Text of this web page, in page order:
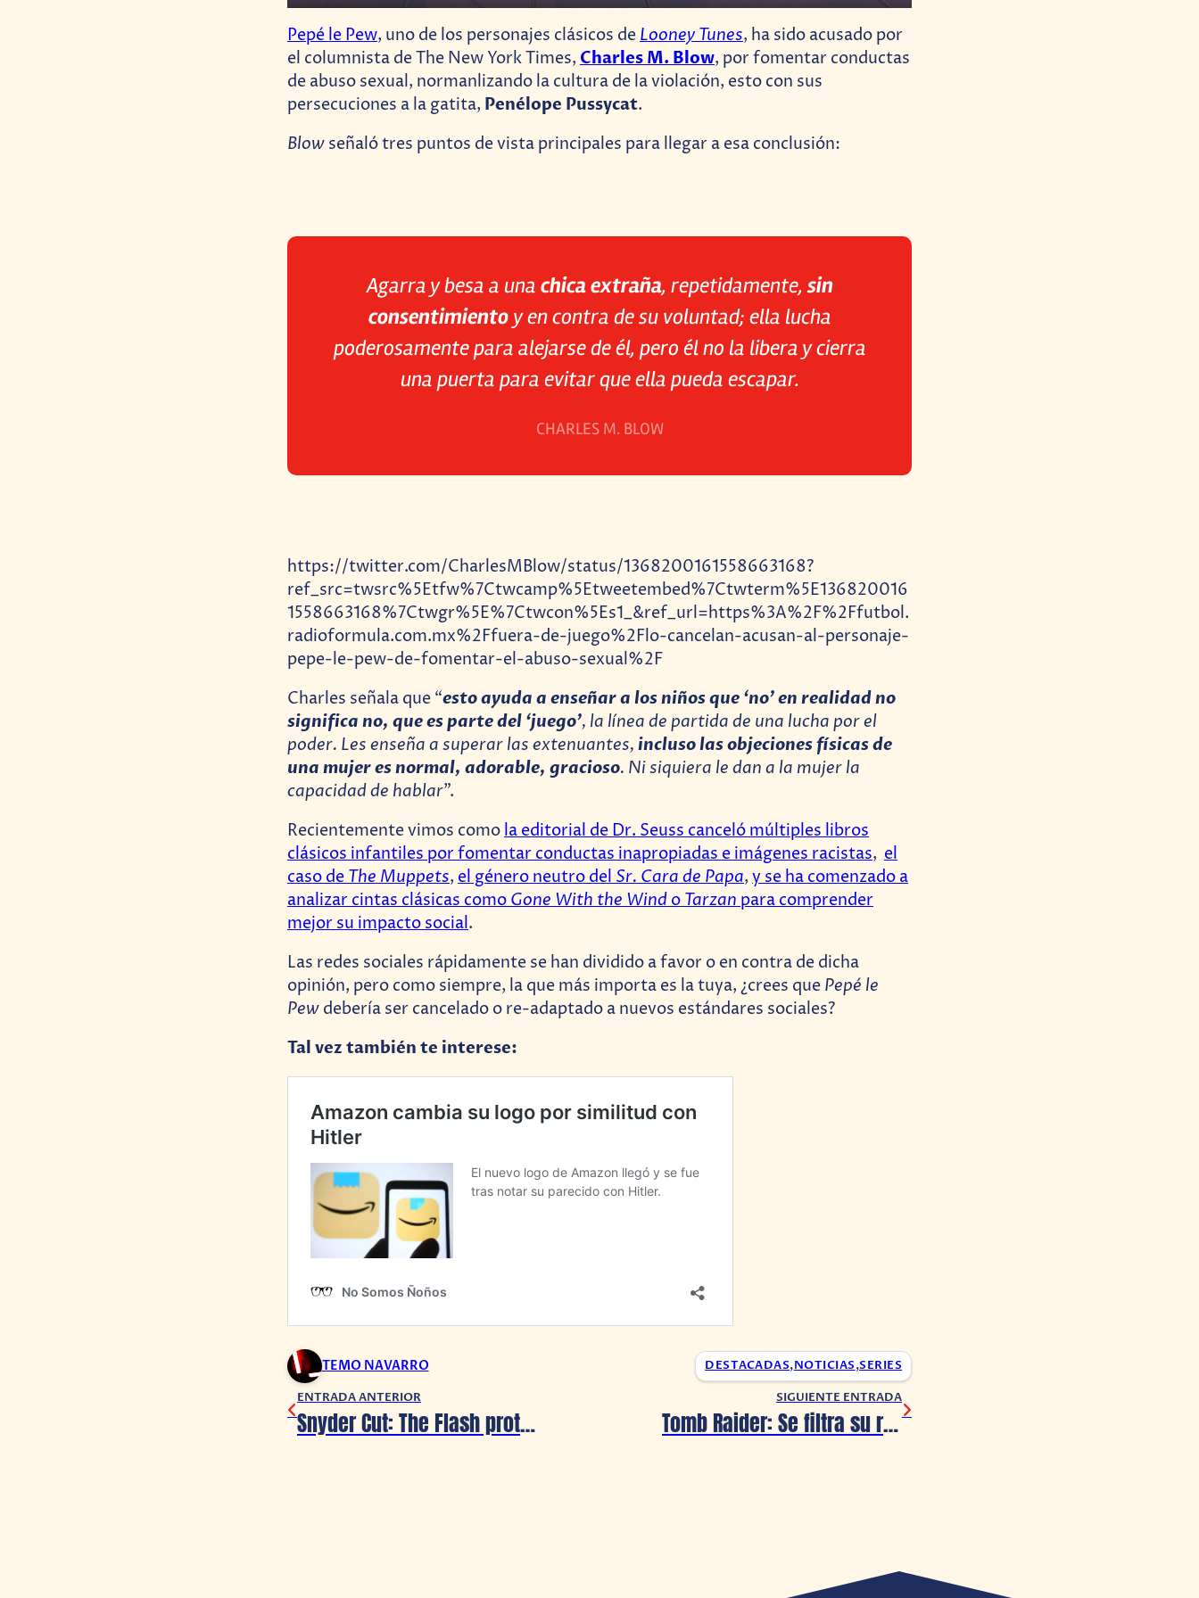
Pepé le Pew, uno de los personajes clásicos de Looney Tunes, ha sido acusado por
el columnista de The New York Times, Charles M. Blow, por fomentar conductas
de abuso sexual, normanlizando la cultura de la violación, esto con sus
persecuciones a la gatita, Penélope Pussycat.
Blow señaló tres puntos de vista principales para llegar a esa conclusión:
Agarra y besa a una chica extraña, repetidamente,sin
consentimientoy en contra de su voluntad; ella lucha
poderosamente para alejarse de él, pero él no la libera y cierra
una puerta para evitar que ella pueda escapar.
CHARLES M. BLOW
https://twitter.com/CharlesMBlow/status/1368200161558663168?
ref_src=twsrc%5Etfw%7Ctwcamp%5Etweetembed%7Ctwterm%5E136820016
1558663168%7Ctwgr%5E%7Ctwcon%5Es1_&ref_url=https%3A%2F%2Ffutbol.
radioformula.com.mx%2Ffuera-de-juego%2Flo-cancelan-acusan-al-personaje-
pepe-le-pew-de-fomentar-el-abuso-sexual%2F
Charles señala que “esto ayuda a enseñar a los niños que ‘no’ en realidad no
significa no, que es parte del ‘juego’, la línea de partida de una lucha por el
poder. Les enseña a superar las extenuantes, incluso las objeciones físicas de
una mujer es normal, adorable, gracioso. Ni siquiera le dan a la mujer la
capacidad de hablar”.
Recientemente vimos comola editorial de Dr. Seuss canceló múltiples libros
clásicos infantiles por fomentar conductas inapropiadas e imágenes racistas, el
caso deThe Muppets, el género neutro delSr. Cara de Papa, y se ha comenzado a
analizar cintas clásicas comoGone With the WindoTarzanpara comprender
mejor su impacto social.
Las redes sociales rápidamente se han dividido a favor o en contra de dicha
opinión, pero como siempre, la que más importa es la tuya, ¿crees que Pepé le
Pew debería ser cancelado o re-adaptado a nuevos estándares sociales?
Tal vez también te interese:
TEMO NAVARRO DESTACADAS,NOTICIAS,SERIES
ENTRADA ANTERIOR
Snyder Cut: The Flash protagoniza su nuevo avance
SIGUIENTE ENTRADA
Tomb Raider: Se filtra su recopilación